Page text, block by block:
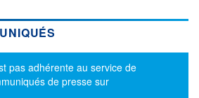
pas adhérente au service de
de presse sur